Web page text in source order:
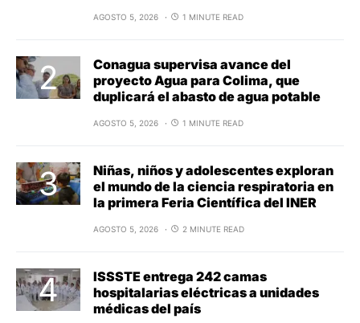
AGOSTO 5, 2026 1 MINUTE READ
Conagua supervisa avance del
proyecto Agua para Colima, que
duplicará el abasto de agua potable
AGOSTO 5, 2026 1 MINUTE READ
Niñas, niños y adolescentes exploran
el mundo de la ciencia respiratoria en
la primera Feria Científica del INER
AGOSTO 5, 2026 2 MINUTE READ
ISSSTE entrega 242 camas
hospitalarias eléctricas a unidades
médicas del país